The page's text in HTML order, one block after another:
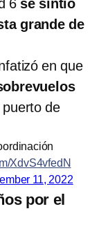
6 se sintió
grande de
en que
de
XdvS4vfedN
11, 2022
por el